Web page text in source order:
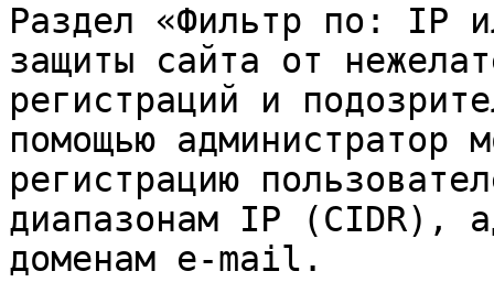
Раздел «Фильтр по: IP
защиты сайта от
регистраций и
помощью администратор
регистрацию
диапазонам IP (CIDR),
доменам e-mail.